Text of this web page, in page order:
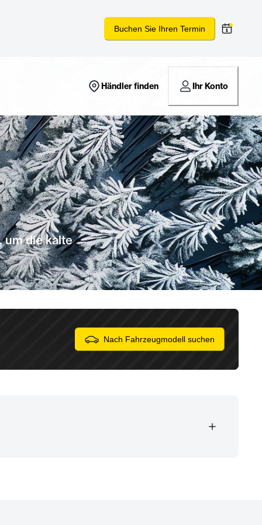
Buchen Sie Ihren Termin
Händler finden Ihr Konto
um die kalte
Nach Fahrzeugmodell suchen